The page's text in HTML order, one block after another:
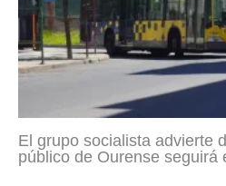
El grupo socialista advierte
público de Ourense seguirá